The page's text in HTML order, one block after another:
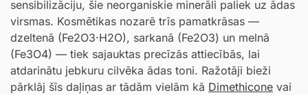
sensibilizāciju, šie neorganiskie minerāli paliek uz ādas
virsmas. Kosmētikas nozarē trīs pamatkrāsas —
dzeltenā (Fe2O3·H2O), sarkanā (Fe2O3) un melnā
(Fe3O4) — tiek sajauktas precīzās attiecībās, lai
atdarinātu jebkuru cilvēka ādas toni. Ražotāji bieži
pārklāj šīs daļiņas ar tādām vielām kā Dimethicone vai